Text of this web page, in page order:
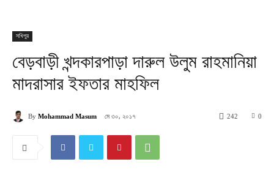
সখিপুর
বেড়বাড়ী খন্দকারপাড়া দারুল উলুম রাহমানিয়া
মাদরাসার ইফতার মাহফিল
By Mohammad Masum মে ৩০, ২০১৭ 0
242